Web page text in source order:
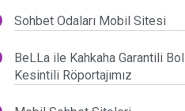
Sohbet Odaları Mobil Sitesi
BeLLa ile Kahkaha Garantili Bol
Kesintili Röportajımız